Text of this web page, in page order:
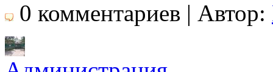
0 комментариев | Автор: